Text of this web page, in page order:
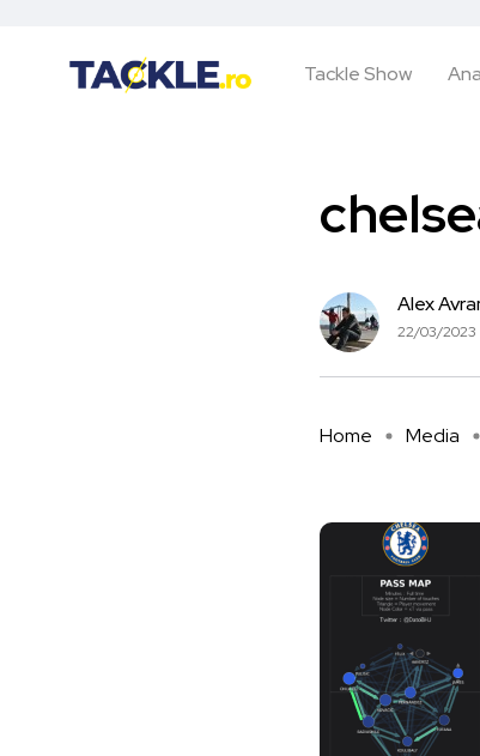
Tackle Show
Alex
22/03/2023
Home Media